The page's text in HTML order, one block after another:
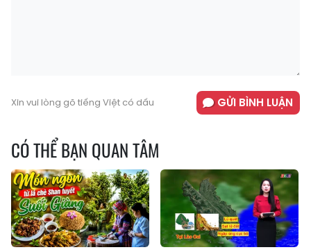
Xin vui lòng gõ tiếng Việt có dấu GỬI BÌNH LUẬN
CÓ THỂ BẠN QUAN TÂM